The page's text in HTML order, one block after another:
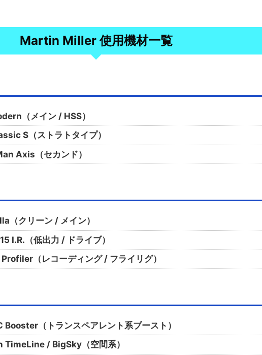
Martin Miller 使用機材一覧
（メイン / HSS）
S（ストラトタイプ）
Axis（セカンド）
（クリーン / メイン）
I.R.（低出力 / ドライブ）
（レコーディング / フライリグ）
Booster（トランスペアレント系ブースト）
TimeLine / BigSky（空間系）